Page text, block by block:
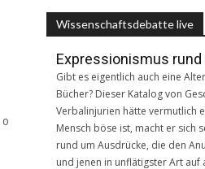
0
Wissenschaftsdebatte live
Expressionismus rund
Gibt es eigentlich auch eine
Bücher? Dieser Katalog von
Verbalinjurien hätte vermutlich
Mensch böse ist, macht er sich
rund um Ausdrücke, die den
und jenen in unflätigster Art